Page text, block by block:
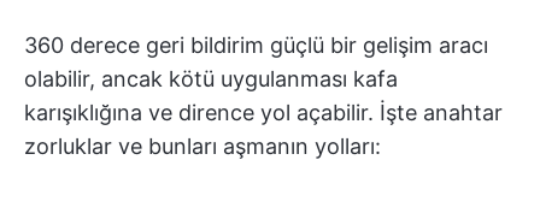
360 derece geri bildirim güçlü bir gelişim aracı
olabilir, ancak kötü uygulanması kafa
karışıklığına ve dirence yol açabilir. İşte anahtar
zorluklar ve bunları aşmanın yolları: